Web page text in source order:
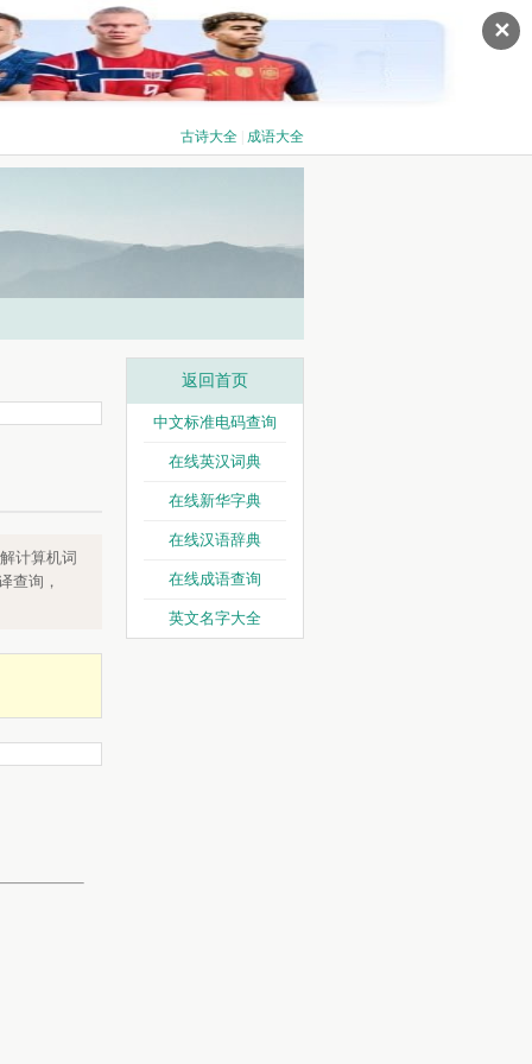
✕
古诗大全 成语大全
计算机词
查询，
返回首页
中文标准电码查询
在线英汉词典
在线新华字典
在线汉语辞典
在线成语查询
英文名字大全